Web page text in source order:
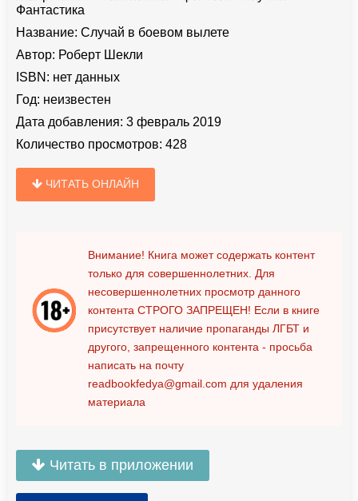
Фантастика
Название: Случай в боевом вылете
Автор: Роберт Шекли
ISBN: нет данных
Год: неизвестен
Дата добавления: 3 февраль 2019
Количество просмотров: 428
ЧИТАТЬ ОНЛАЙН
Внимание! Книга может содержать контент
только для совершеннолетних. Для
несовершеннолетних просмотр данного
контента СТРОГО ЗАПРЕЩЕН! Если в книге
присутствует наличие пропаганды ЛГБТ и
другого, запрещенного контента - просьба
написать на почту
readbookfedya@gmail.com для удаления
материала
Читать в приложении